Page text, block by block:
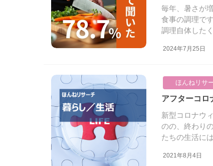
2024年7月25日
毎年、暑さが
食事の調理で
調理自体した
ほんねリサ
2021年8月4日
アフターコ
新型コロナウ
のの、終わり
たちの生活に